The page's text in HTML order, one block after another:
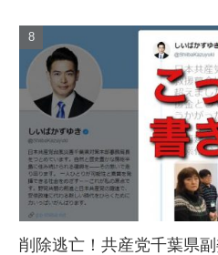
削除逃亡！共産党千葉県